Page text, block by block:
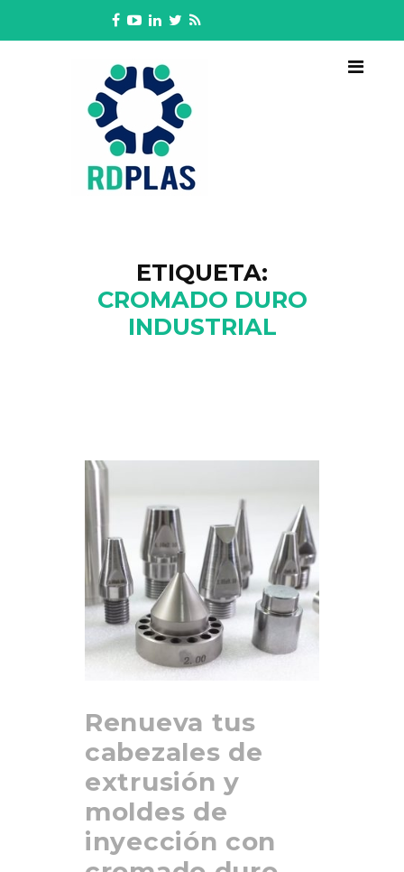
ETIQUETA:
CROMADO DURO
INDUSTRIAL
Renueva tus
cabezales de
extrusión y
moldes de
inyección con